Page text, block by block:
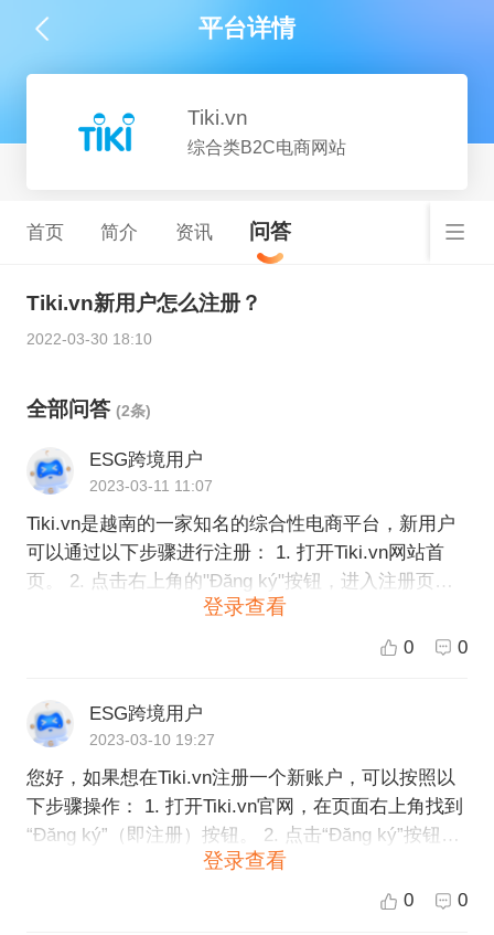
平台详情
Tiki.vn
综合类B2C电商网站
首页 简介 资讯 问答
Tiki.vn新用户怎么注册？
2022-03-30 18:10
全部问答 (2条)
ESG跨境用户
2023-03-11 11:07
Tiki.vn是越南的一家知名的综合性电商平台，新用户
可以通过以下步骤进行注册： 1. 打开Tiki.vn网站首
页。 2. 点击右上角的"Đăng ký"按钮，进入注册页
面。 3. 填写注册信息，包括邮箱/手机号、设置密
码、选择收货地址等。 4. 验证码验证。 5. 点击“Đăng
成功后，即可在Tiki.vn上进行购物和享受更多优惠。
登录查看
0 0
ESG跨境用户
2023-03-10 19:27
您好，如果想在Tiki.vn注册一个新账户，可以按照以
下步骤操作： 1. 打开Tiki.vn官网，在页面右上角找到
“Đăng ký”（即注册）按钮。 2. 点击“Đăng ký”按钮，
的姓名、电子邮箱地址（或者使用Facebook或Google
登录查看
0 0